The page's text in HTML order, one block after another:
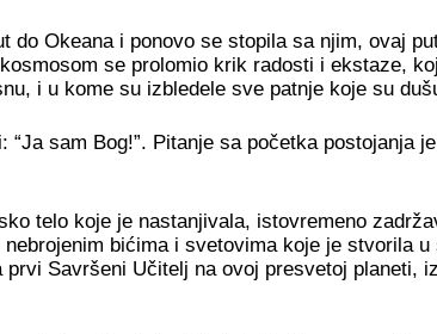
do Okeana i ponovo se stopila sa njim, ovaj
se prolomio krik radosti i ekstaze,
i u kome su izbledele sve patnje koje su
“Ja sam Bog!”. Pitanje sa početka postojanja
telo koje je nastanjivala, istovremeno
bićima i svetovima koje je stvorila
Savršeni Učitelj na ovoj presvetoj planeti,